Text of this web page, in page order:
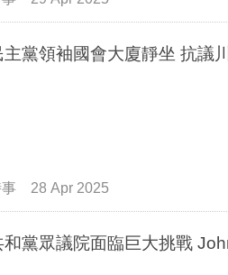
主黨領袖國會大廈靜坐 抗議
28 Apr 2025
和黨眾議院面臨巨大挑戰